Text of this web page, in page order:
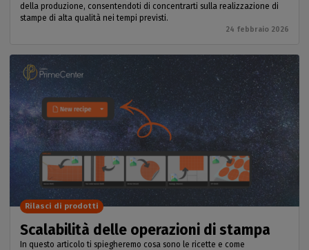
della produzione, consentendoti di concentrarti sulla realizzazione di
stampe di alta qualità nei tempi previsti.
24 febbraio 2026
Scalabilità delle operazioni di stampa
In questo articolo ti spiegheremo cosa sono le ricette e come
Rilasci di prodotti